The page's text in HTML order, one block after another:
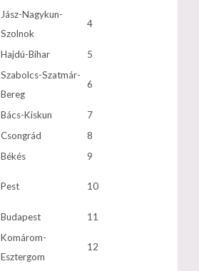
Jász-Nagykun-
Szolnok
4
Hajdú-Bihar
5
Szabolcs-Szatmár-
Bereg
6
Bács-Kiskun
7
Csongrád
8
Békés
9
Pest 10
Budapest
11
Komárom-
Esztergom
12